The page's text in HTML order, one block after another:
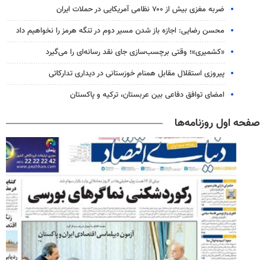
ضربه مغزی بیش از ۷۰۰ نظامی آمریکایی در حملات ایران
محسن رضایی: اجازه باز شدن مسیر دوم در تنگه هرمز را نخواهیم داد
«کشمیری»؛ وقتی برچسب‌سازی جای نقد رسانه‌ای را می‌گیرد
پیروزی استقلال مقابل همنام خوزستانی در دیداری تدارکاتی
امضای توافق دفاعی بین عربستان، ترکیه و پاکستان
صفحه اول روزنامه‌ها